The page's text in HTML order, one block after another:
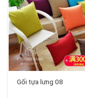
Gối tựa lưng 08